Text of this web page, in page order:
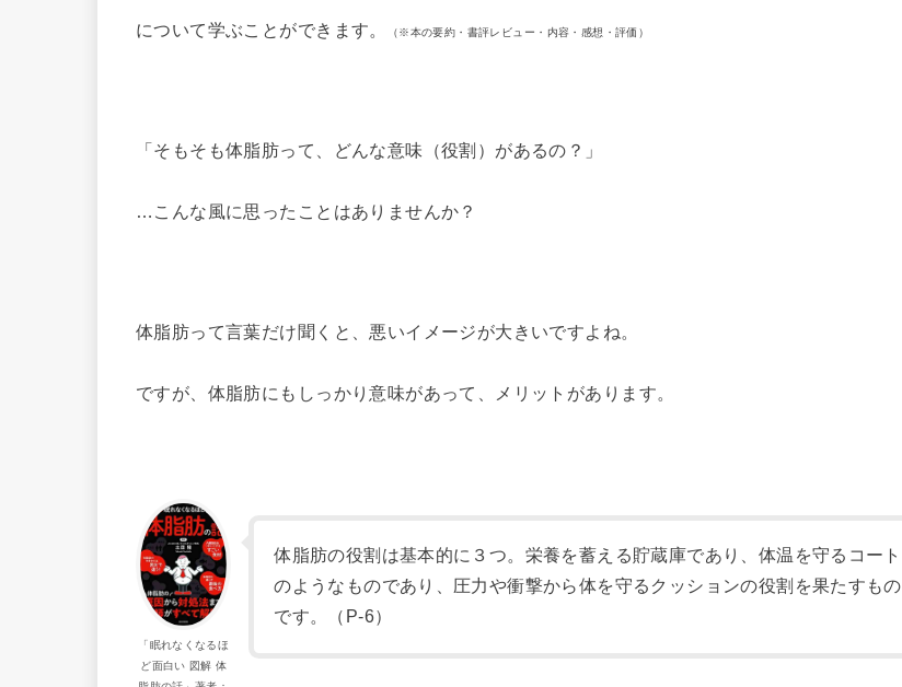
について学ぶことができます。 （※本の要約・書評レビュー・内容・感想・評価）
「そもそも体脂肪って、どんな意味（役割）があるの？」
…こんな風に思ったことはありませんか？
体脂肪って言葉だけ聞くと、悪いイメージが大きいですよね。
ですが、体脂肪にもしっかり意味があって、メリットがあります。
「眠れなくなるほ
ど面白い 図解 体
体脂肪の役割は基本的に３つ。栄養を蓄える貯蔵庫であり、体温を守るコート
のようなものであり、圧力や衝撃から体を守るクッションの役割を果たすもの
です。（P-6）